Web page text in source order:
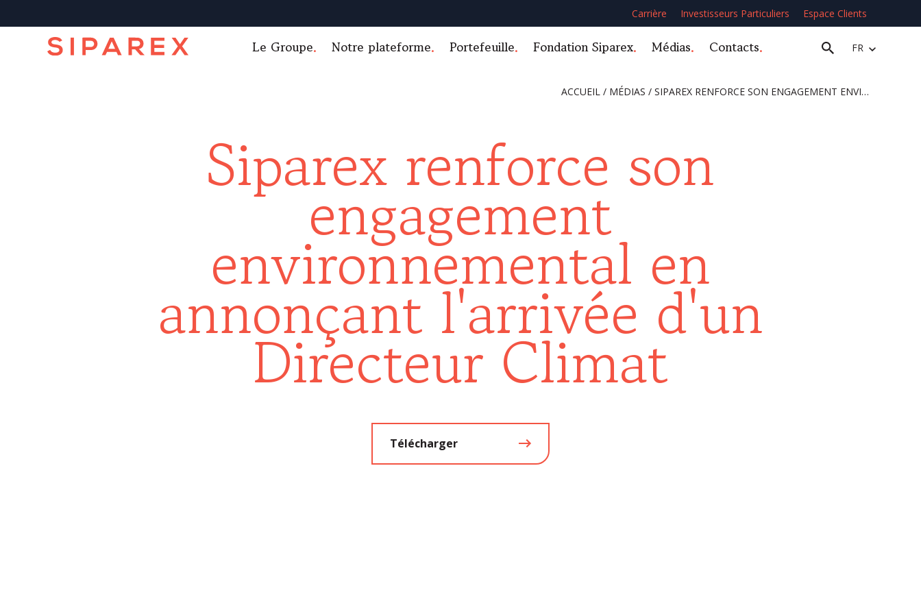
Carrière Investisseurs Particuliers Espace Clients
Le Groupe Notre plateforme Portefeuille Fondation Siparex Médias Contacts FR
ACCUEIL / MÉDIAS / SIPAREX RENFORCE SON ENGAGEMENT ENVIRONNEMENTAL EN ANNONÇANT L’ARRIVÉE D’UN DIRECTEUR CLIMAT
Siparex renforce son
engagement
environnemental en
annonçant l'arrivée d'un
Directeur Climat
Télécharger